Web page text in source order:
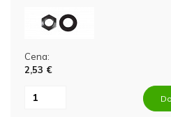
Cena:
2,53 €